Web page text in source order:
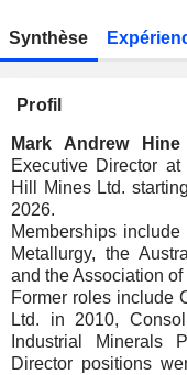
Synthèse
Profil
Mark Andrew Hine
Executive Director
Hill Mines Ltd.
2026.
Memberships
Metallurgy, the
and the Association
Former roles include
Ltd. in 2010,
Industrial Minerals
Director positions